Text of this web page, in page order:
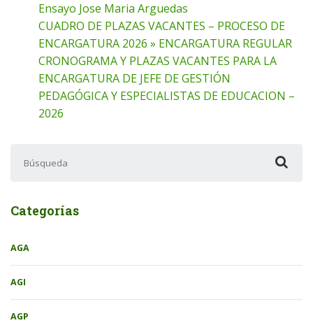
Ensayo Jose Maria Arguedas
CUADRO DE PLAZAS VACANTES – PROCESO DE
ENCARGATURA 2026 » ENCARGATURA REGULAR
CRONOGRAMA Y PLAZAS VACANTES PARA LA
ENCARGATURA DE JEFE DE GESTIÓN
PEDAGÓGICA Y ESPECIALISTAS DE EDUCACION –
2026
Categorías
AGA
AGI
AGP